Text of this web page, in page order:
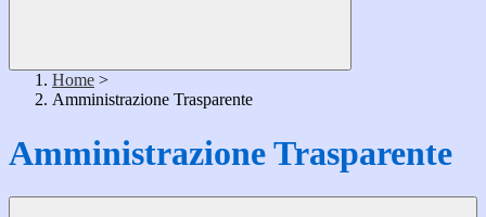
Home >
Amministrazione Trasparente
Amministrazione Trasparente